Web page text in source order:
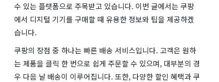
수 있는 플랫폼으로 주목받고 있습니다. 이번 글에서는 쿠팡
에서 디지털 기기를 구매할 때 유용한 정보와 팁을 제공하겠
습니다.
쿠팡의 장점 중 하나는 빠른 배송 서비스입니다. 고객은 원하
는 제품을 클릭 한 번으로 쉽게 주문할 수 있으며, 대부분의 경
우 다음 날 배송이 이루어집니다. 또한, 다양한 할인 혜택과 쿠